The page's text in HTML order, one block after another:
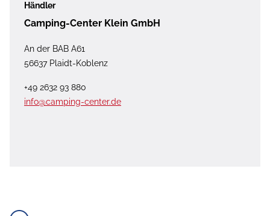
Händler
Camping-Center Klein GmbH
An der BAB A61
56637 Plaidt-Koblenz
+49 2632 93 880
info@camping-center.de